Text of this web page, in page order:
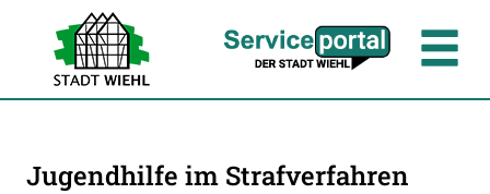
Zum Hauptinhalt springen
Zum Header
Zum Hauptinhalt
Zum Footer
Jugendhilfe im Strafverfahren